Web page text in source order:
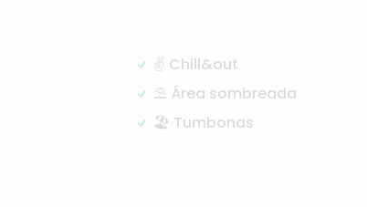
✌️ Chill&out
⛱️ Área sombreada
🏖️ Tumbonas